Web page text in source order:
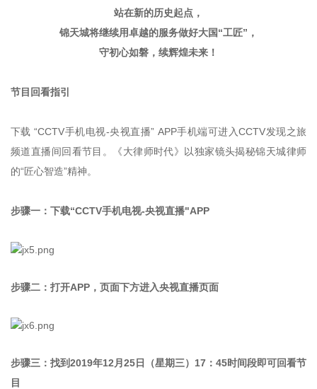
站在新的历史起点，
锦天城将继续用卓越的服务做好大国“工匠”，
守初心如磐，续辉煌未来！
节目回看指引
下载 “CCTV手机电视-央视直播” APP手机端可进入CCTV发现之旅
频道直播间回看节目。《大律师时代》以独家镜头揭秘锦天城律师
的“匠心智造”精神。
步骤一：下载“CCTV手机电视-央视直播"APP
步骤二：打开APP，页面下方进入央视直播页面
步骤三：找到2019年12月25日（星期三）17：45时间段即可回看节
目